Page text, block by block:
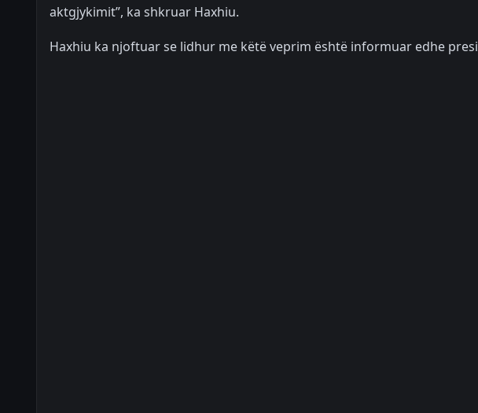
aktgjykimit”, ka shkruar Haxhiu.
Haxhiu ka njoftuar se lidhur me këtë veprim është informuar edhe